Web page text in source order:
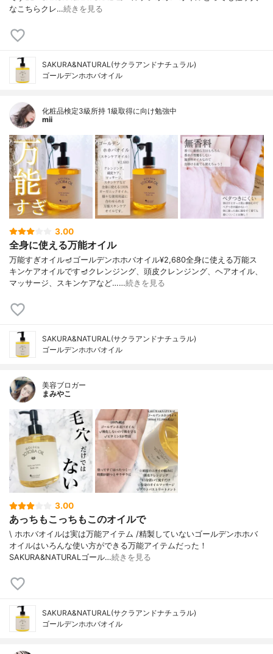
なこちらクレ…続きを見る
SAKURA&NATURAL(サクラアンドナチュラル)
ゴールデンホホバオイル
化粧品検定3級所持 1級取得に向け勉強中
mii
3.00
全身に使える万能オイル
万能すぎオイル🪔ゴールデンホホバオイル¥2,680全身に使える万能ス
キンケアオイルです🪔クレンジング、頭皮クレンジング、ヘアオイル、
マッサージ、スキンケアなど……続きを見る
SAKURA&NATURAL(サクラアンドナチュラル)
ゴールデンホホバオイル
美容ブロガー
まみやこ
3.00
あっちもこっちもこのオイルで
\ ホホバオイルは実は万能アイテム /⁡⁡精製していないゴールデンホホバ
オイルはいろんな使い方ができる万能アイテムだった！
⁡⁡SAKURA&NATURALゴール…続きを見る
SAKURA&NATURAL(サクラアンドナチュラル)
ゴールデンホホバオイル